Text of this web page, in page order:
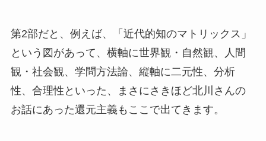
第2部だと、例えば、「近代的知のマトリックス」
という図があって、横軸に世界観・自然観、人間
観・社会観、学問方法論、縦軸に二元性、分析
性、合理性といった、まさにさきほど北川さんの
お話にあった還元主義もここで出てきます。